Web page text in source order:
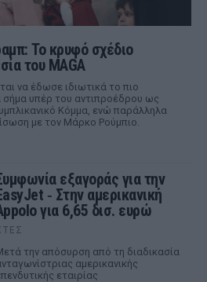
Το κρυφό σχέδιο
του MAGA
να έδωσε ιδιωτικά το πιο
σήμα υπέρ του αντιπροέδρου ως
Κόμμα, ενώ παράλληλα
με τον Μάρκο Ρούμπιο.
εξαγοράς για την
‑ Στην αμερικανική
για 6,65 δισ. ευρώ
την απόσυρση από τη διαδικασία
αμερικανικής
εταιρίας